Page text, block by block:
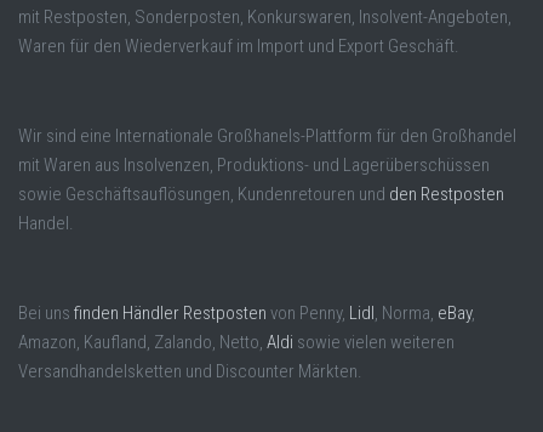
mit Restposten, Sonderposten, Konkurswaren, Insolvent-Angeboten,
Waren für den Wiederverkauf im Import und Export Geschäft.
Wir sind eine Internationale Großhanels-Plattform für den Großhandel
mit Waren aus Insolvenzen, Produktions- und Lagerüberschüssen
sowie Geschäftsauflösungen, Kundenretouren und den Restposten
Handel.
Bei uns finden Händler Restposten von Penny, Lidl, Norma, eBay,
Amazon, Kaufland, Zalando, Netto, Aldi sowie vielen weiteren
Versandhandelsketten und Discounter Märkten.